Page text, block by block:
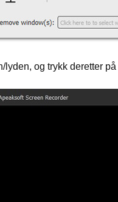
og trykk deretter på